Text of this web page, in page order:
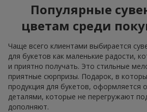
Популярные
цветам среди
Чаще всего клиентами выбирается
для букетов как маленькие радости,
и приятно получать. Это стильные
приятные сюрпризы. Подарок, в
продукция для букетов, оформляется
деталями, которые не перегружают
дополняют.